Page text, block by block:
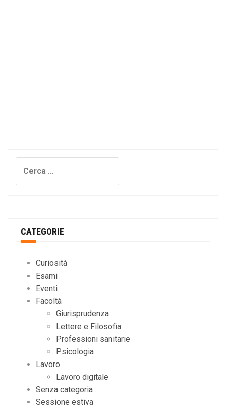
per:
CATEGORIE
Curiosità
Esami
Eventi
Facoltà
Giurisprudenza
Lettere e Filosofia
Professioni sanitarie
Psicologia
Lavoro
Lavoro digitale
Senza categoria
Sessione estiva